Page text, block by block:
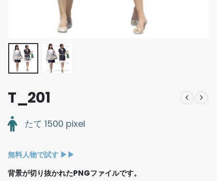
T_201
たて 1500 pixel
無料人物で試す ▶︎▶︎
背景が切り抜かれたPNGファイルです。